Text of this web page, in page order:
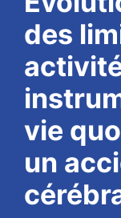
des
vie
un